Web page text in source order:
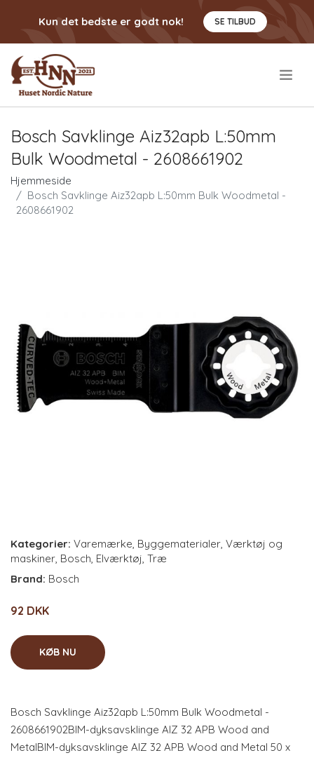
Kun det bedste er godt nok! SE TILBUD
Bosch Savklinge Aiz32apb L:50mm
Bulk Woodmetal - 2608661902
Hjemmeside
Bosch Savklinge Aiz32apb L:50mm Bulk Woodmetal -
2608661902
Kategorier: Varemærke, Byggematerialer, Værktøj og
maskiner, Bosch, Elværktøj, Træ
Brand: Bosch
92 DKK
KØB NU
Bosch Savklinge Aiz32apb L:50mm Bulk Woodmetal -
2608661902BIM-dyksavsklinge AIZ 32 APB Wood and
MetalBIM-dyksavsklinge AIZ 32 APB Wood and Metal 50 x